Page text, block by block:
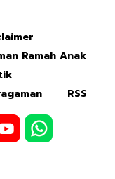
Ramah Anak
RSS